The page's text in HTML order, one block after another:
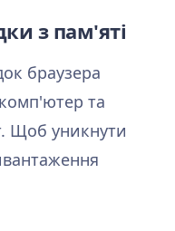
з пам'яті
браузера
та
Щоб уникнути